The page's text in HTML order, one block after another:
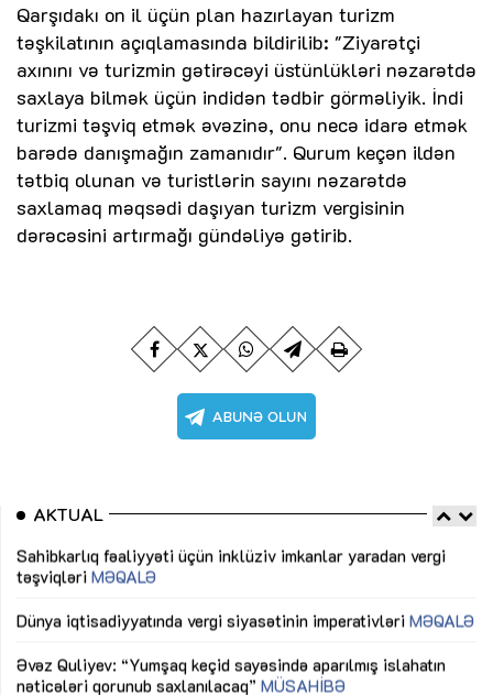
Qarşıdakı on il üçün plan hazırlayan turizm
təşkilatının açıqlamasında bildirilib: "Ziyarətçi
axınını və turizmin gətirəcəyi üstünlükləri nəzarətdə
saxlaya bilmək üçün indidən tədbir görməliyik. İndi
turizmi təşviq etmək əvəzinə, onu necə idarə etmək
barədə danışmağın zamanıdır". Qurum keçən ildən
tətbiq olunan və turistlərin sayını nəzarətdə
saxlamaq məqsədi daşıyan turizm vergisinin
dərəcəsini artırmağı gündəliyə gətirib.
AKTUAL
Sahibkarlıq fəaliyyəti üçün inklüziv imkanlar yaradan vergi
təşviqləri MƏQALƏ
Dünya iqtisadiyyatında vergi siyasətinin imperativləri MƏQALƏ
Əvəz Quliyev: “Yumşaq keçid sayəsində aparılmış islahatın
nəticələri qorunub saxlanılacaq” MÜSAHİBƏ